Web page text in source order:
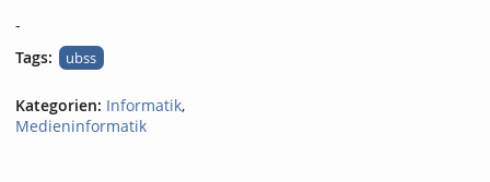
-
Tags:
ubss
Kategorien: Informatik,
Medieninformatik